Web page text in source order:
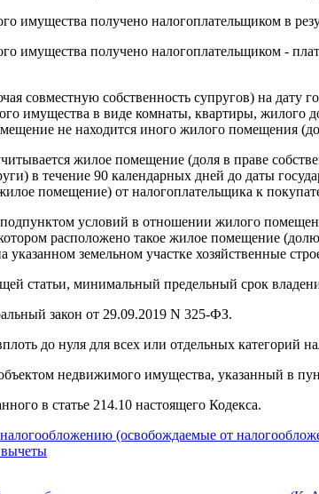
имущества получено налогоплательщиком в
имущества получено налогоплательщиком -
совместную собственность супругов) на дату
имущества в виде комнаты, квартиры, жилого
не находится иного жилого помещения
жилое помещение (доля в праве
в течение 90 календарных дней до даты
помещение) от налогоплательщика к
условий в отношении жилого
расположено такое жилое помещение
земельном участке хозяйственные
статьи, минимальный предельный срок
закон от 29.09.2019 N 325-ФЗ.
до нуля для всех или отдельных
недвижимого имущества, указанный в
в статье 214.10 настоящего Кодекса.
(освобождаемые от